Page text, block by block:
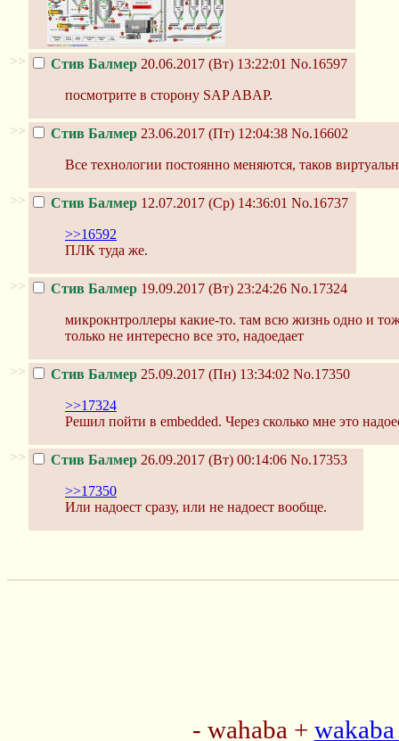
>> Стив Балмер 20.06.2017 (Вт) 13:22:01 No.16597
посмотрите в сторону SAP ABAP.
>> Стив Балмер 23.06.2017 (Пт) 12:04:38 No.16602
Все технологии постоянно меняются, таков
>> Стив Балмер 12.07.2017 (Ср) 14:36:01 No.16737
>>16592
ПЛК туда же.
>> Стив Балмер 19.09.2017 (Вт) 23:24:26 No.17324
микрокнтроллеры какие-то. там всю жизнь одно и
только не интересно все это, надоедает
>> Стив Балмер 25.09.2017 (Пн) 13:34:02 No.17350
>>17324
Решил пойти в embedded. Через сколько мне это
>> Стив Балмер 26.09.2017 (Вт) 00:14:06 No.17353
>>17350
Или надоест сразу, или не надоест вообще.
- wahaba +